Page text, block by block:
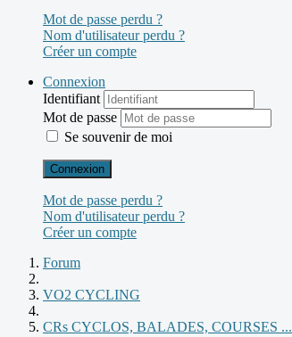
Mot de passe perdu ?
Nom d'utilisateur perdu ?
Créer un compte
Connexion
Identifiant
Mot de passe
Se souvenir de moi
Connexion
Mot de passe perdu ?
Nom d'utilisateur perdu ?
Créer un compte
Forum
VO2 CYCLING
CRs CYCLOS, BALADES, COURSES ...